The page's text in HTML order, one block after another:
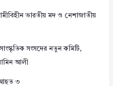
ভারতীয় মদ ও নেশাজাতীয়
সংসদের নতুন কমিটি,
আলী
আহত ৩